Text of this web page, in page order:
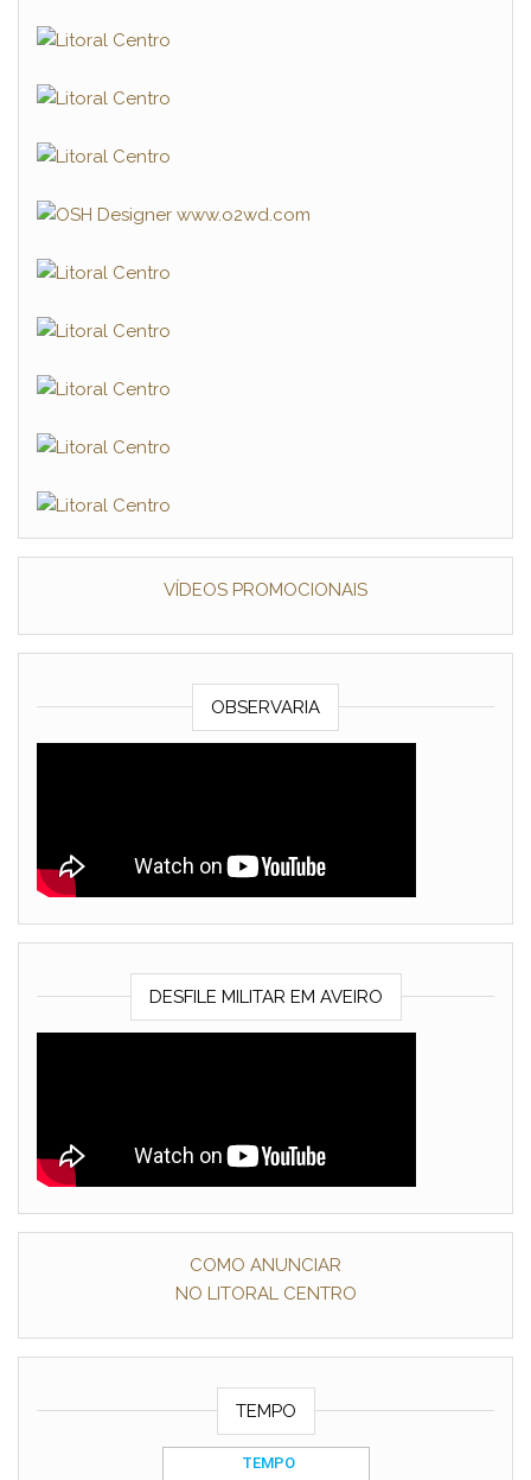
VÍDEOS PROMOCIONAIS
OBSERVARIA
DESFILE MILITAR EM AVEIRO
COMO ANUNCIAR
NO LITORAL CENTRO
TEMPO